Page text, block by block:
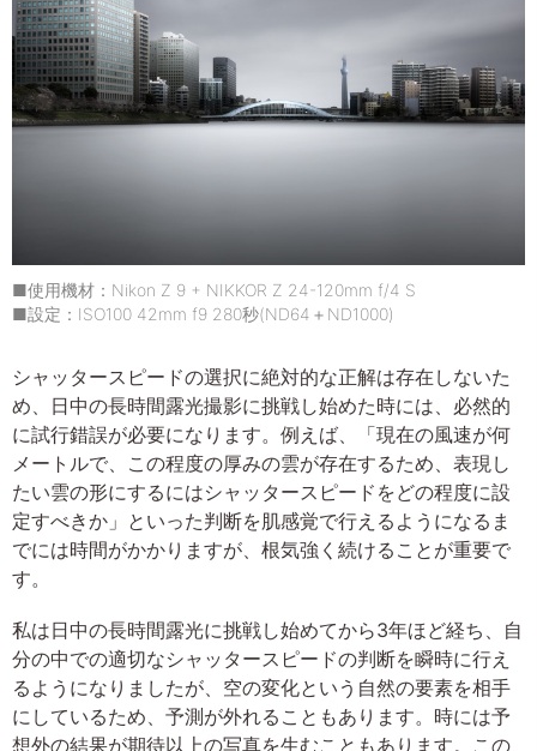
■使用機材：Nikon Z 9 + NIKKOR Z 24-120mm f/4 S
■設定：ISO100 42mm f9 280秒(ND64＋ND1000)
シャッタースピードの選択に絶対的な正解は存在しないた
め、日中の長時間露光撮影に挑戦し始めた時には、必然的
に試行錯誤が必要になります。例えば、「現在の風速が何
メートルで、この程度の厚みの雲が存在するため、表現し
たい雲の形にするにはシャッタースピードをどの程度に設
定すべきか」といった判断を肌感覚で行えるようになるま
でには時間がかかりますが、根気強く続けることが重要で
す。
私は日中の長時間露光に挑戦し始めてから3年ほど経ち、自
分の中での適切なシャッタースピードの判断を瞬時に行え
るようになりましたが、空の変化という自然の要素を相手
にしているため、予測が外れることもあります。時には予
想外の結果が期待以上の写真を生むこともあります。この